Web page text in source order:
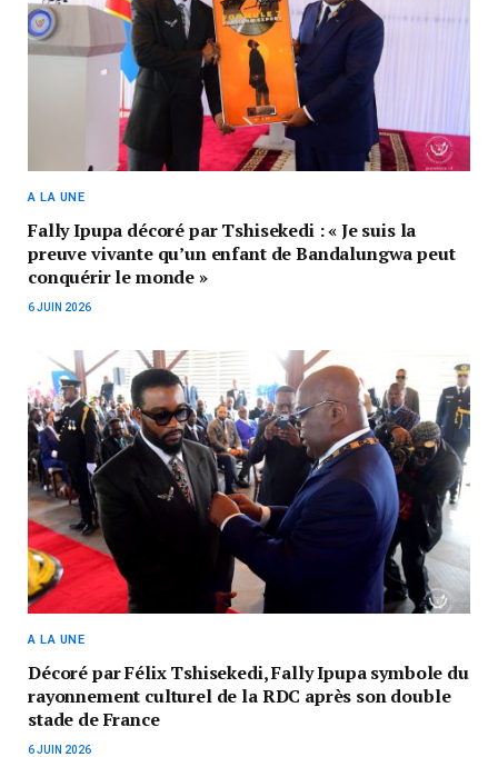
A LA UNE
Fally Ipupa décoré par Tshisekedi : « Je suis la
preuve vivante qu’un enfant de Bandalungwa peut
conquérir le monde »
6 JUIN 2026
A LA UNE
Décoré par Félix Tshisekedi, Fally Ipupa symbole du
rayonnement culturel de la RDC après son double
stade de France
6 JUIN 2026